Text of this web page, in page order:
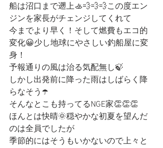
船は沼口まで遡上🚣💨💨💨この度エン
ジンを家長がチェンジしてくれて
今までより早く！そして燃費もエコ的
変化😀少し地球にやさしい釣船屋に変
身！
予報通りの風は治る気配無し🍃
しかし出発前に降った雨はしばらく降
らなそう☂️
そんなとこも持ってるNGE家👏👏👏
ほんとは快晴🌞穏やかな初夏を望んだ
のは全員でしたが
季節的にはそうもいかないので上々と